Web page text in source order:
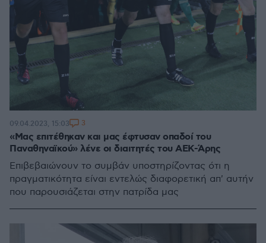
«Μας επιτέθηκαν και μας έφτυσαν οπαδοί του
Παναθηναϊκού» λένε οι διαιτητές του ΑΕΚ-Άρης
Eπιβεβαιώνουν το συμβάν υποστηρίζοντας ότι η
πραγματικότητα είναι εντελώς διαφορετική απ' αυτήν
που παρουσιάζεται στην πατρίδα μας
09.04.2023, 15:03 3